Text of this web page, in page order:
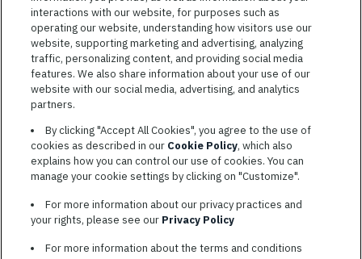
CONDITIONS GÉNÉRALES D’UTILISATION
COOKIE SETTINGS
PLAN DU SITE
PRIVACY POLICY
COOKIE CHOICES & INFO
L3HARRIS.COM
raisonnables aux personnes qualifiées invalides. Les candidats
interactions with our website, for purposes such as
operating our website, understanding how visitors use our
website, supporting marketing and advertising, analyzing
traffic, personalizing content, and providing social media
features. We also share information about your use of our
website with our social media, advertising, and analytics
partners.
By clicking "Accept All Cookies", you agree to the use of
cookies as described in our Cookie Policy, which also
explains how you can control our use of cookies. You can
manage your cookie settings by clicking on "Customize".
For more information about our privacy practices and
your rights, please see our Privacy Policy
For more information about the terms and conditions